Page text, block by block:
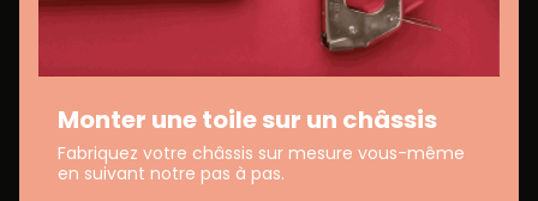
Monter une toile sur un châssis
Fabriquez votre châssis sur mesure vous-même
en suivant notre pas à pas.